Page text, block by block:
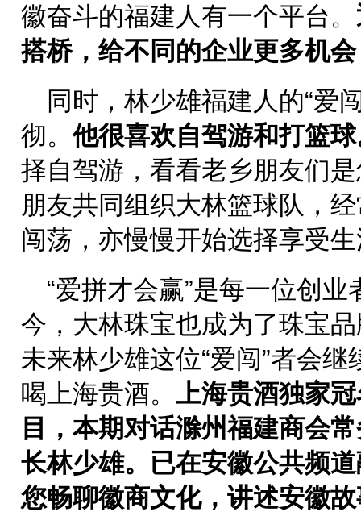
徽奋斗的福建人有一个平台。
搭桥，给不同的企业更多机
同时，林少雄福建人的“爱
彻。他很喜欢自驾游和打篮
择自驾游，看看老乡朋友们
朋友共同组织大林篮球队，
闯荡，亦慢慢开始选择享受
“爱拼才会赢”是每一位创
今，大林珠宝也成为了珠宝
未来林少雄这位“爱闯”者会继
喝上海贵酒。 上海贵酒独家
目， 本期对话滁州福建商会
长林少雄。已在安徽公共频
您畅聊徽商文化，讲述安徽